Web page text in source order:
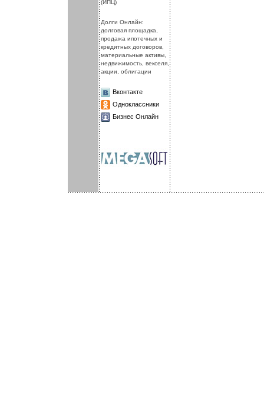
(ИПЦ)
Долги Онлайн:
долговая площадка,
продажа ипотечных и
кредитных договоров,
материальные активы,
недвижимость, векселя,
акции, облигации
Вконтакте
Одноклассники
Бизнес Онлайн